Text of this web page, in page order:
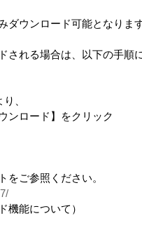
ト
design casa 営業ツール
ウンロード可能となります
される場合は、以下の手順
、
ロード】をクリック
をご参照ください。
能について）